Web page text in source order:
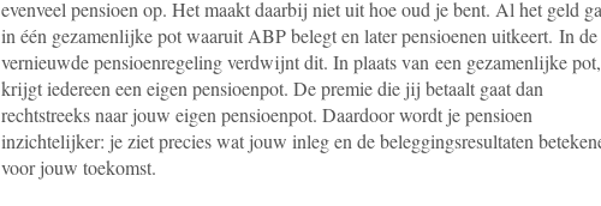
evenveel pensioen op. Het maakt daarbij niet uit hoe oud je bent. Al het geld
in één gezamenlijke pot waaruit ABP belegt en later pensioenen uitkeert. In de
vernieuwde pensioenregeling verdwijnt dit. In plaats van een gezamenlijke pot,
krijgt iedereen een eigen pensioenpot. De premie die jij betaalt gaat dan
rechtstreeks naar jouw eigen pensioenpot. Daardoor wordt je pensioen
inzichtelijker: je ziet precies wat jouw inleg en de beleggingsresultaten
voor jouw toekomst.